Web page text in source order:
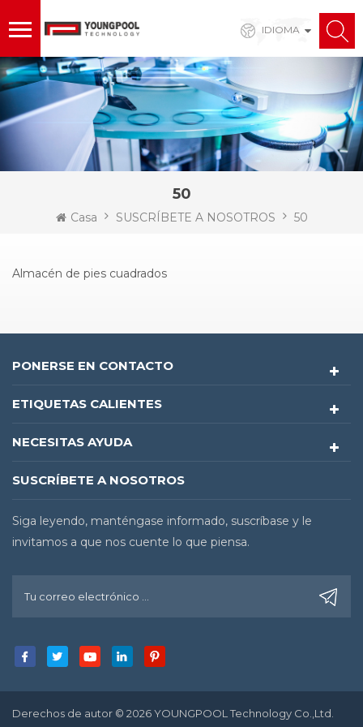
IDIOMA
50
Casa SUSCRÍBETE A NOSOTROS 50
Almacén de pies cuadrados
PONERSE EN CONTACTO
ETIQUETAS CALIENTES
NECESITAS AYUDA
SUSCRÍBETE A NOSOTROS
Siga leyendo, manténgase informado, suscríbase y le
invitamos a que nos cuente lo que piensa.
Derechos de autor © 2026 YOUNGPOOL Technology Co.,Ltd.